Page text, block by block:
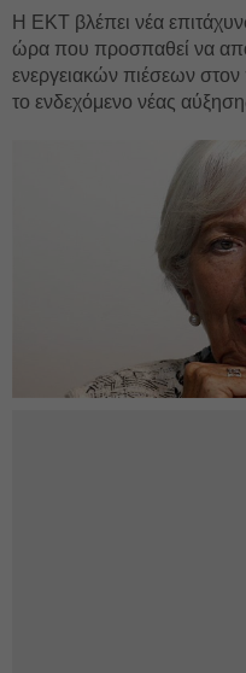
Η ΕΚΤ βλέπει νέα
ώρα που προσπαθεί να
ενεργειακών πιέσεων
το ενδεχόμενο νέας